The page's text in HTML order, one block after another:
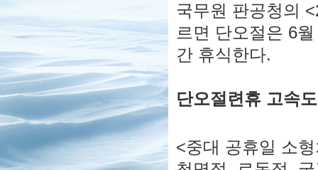
국무원 판공청의
르면 단오절은 6
간 휴식한다.
단오절련휴 고속
<중대 공휴일 소